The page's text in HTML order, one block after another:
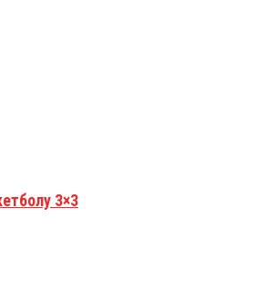
3×3